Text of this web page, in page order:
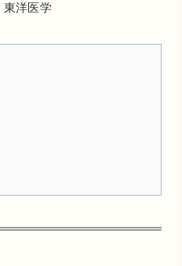
東洋医学